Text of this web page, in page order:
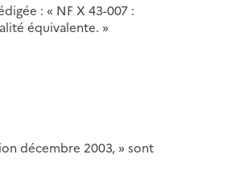
: « NF X 43-007 :
équivalente. »
décembre 2003, » sont